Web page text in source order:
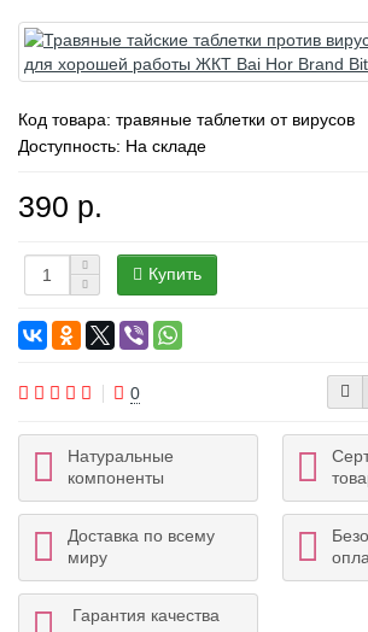
Код товара: травяные таблетки от вирусов
Доступность: На складе
390 р.
Купить
0
Натуральные
компоненты
Доставка по всему
миру
Гарантия качества